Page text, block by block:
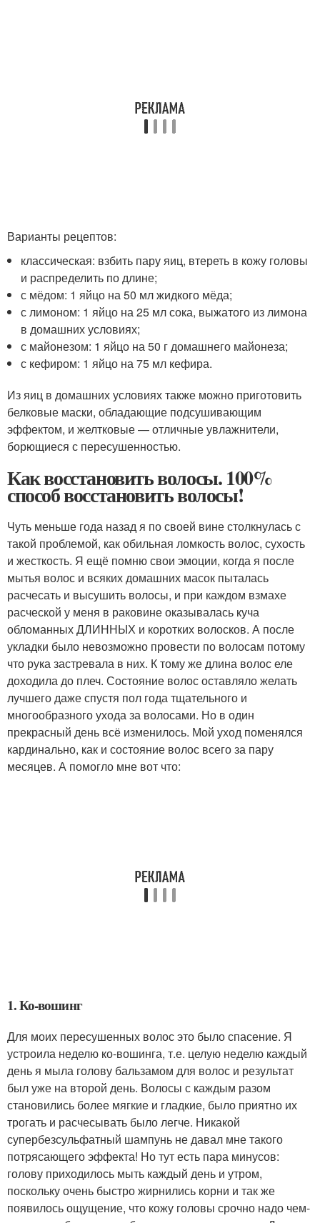
Варианты рецептов:
классическая: взбить пару яиц, втереть в кожу головы
и распределить по длине;
с мёдом: 1 яйцо на 50 мл жидкого мёда;
с лимоном: 1 яйцо на 25 мл сока, выжатого из лимона
в домашних условиях;
с майонезом: 1 яйцо на 50 г домашнего майонеза;
с кефиром: 1 яйцо на 75 мл кефира.
Из яиц в домашних условиях также можно приготовить
белковые маски, обладающие подсушивающим
эффектом, и желтковые — отличные увлажнители,
борющиеся с пересушенностью.
Как восстановить волосы. 100%
способ восстановить волосы!
Чуть меньше года назад я по своей вине столкнулась с
такой проблемой, как обильная ломкость волос, сухость
и жесткость. Я ещё помню свои эмоции, когда я после
мытья волос и всяких домашних масок пыталась
расчесать и высушить волосы, и при каждом взмахе
расческой у меня в раковине оказывалась куча
обломанных ДЛИННЫХ и коротких волосков. А после
укладки было невозможно провести по волосам потому
что рука застревала в них. К тому же длина волос еле
доходила до плеч. Состояние волос оставляло желать
лучшего даже спустя пол года тщательного и
многообразного ухода за волосами. Но в один
прекрасный день всё изменилось. Мой уход поменялся
кардинально, как и состояние волос всего за пару
месяцев. А помогло мне вот что:
1. Ко-вошинг
Для моих пересушенных волос это было спасение. Я
устроила неделю ко-вошинга, т.е. целую неделю каждый
день я мыла голову бальзамом для волос и результат
был уже на второй день. Волосы с каждым разом
становились более мягкие и гладкие, было приятно их
трогать и расчесывать было легче. Никакой
супербезсульфатный шампунь не давал мне такого
потрясающего эффекта! Но тут есть пара минусов:
голову приходилось мыть каждый день и утром,
поскольку очень быстро жирнились корни и так же
появилось ощущение, что кожу головы срочно надо чем-